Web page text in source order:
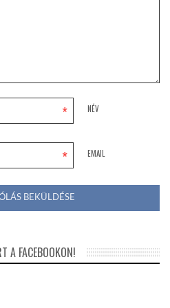
NÉV
*
EMAIL
*
A FACEBOOKON!